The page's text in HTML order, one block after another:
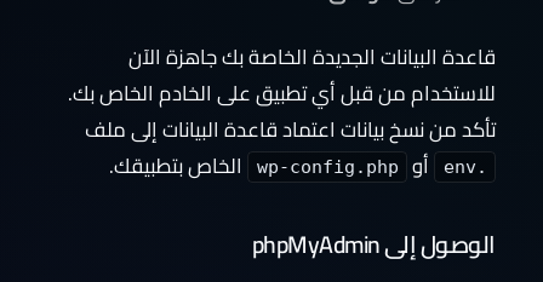
قاعدة البيانات الجديدة الخاصة بك جاهزة الآن
للاستخدام من قبل أي تطبيق على الخادم الخاص بك.
تأكد من نسخ بيانات اعتماد قاعدة البيانات إلى ملف
.env أو wp-config.php الخاص بتطبيقك.
الوصول إلى phpMyAdmin